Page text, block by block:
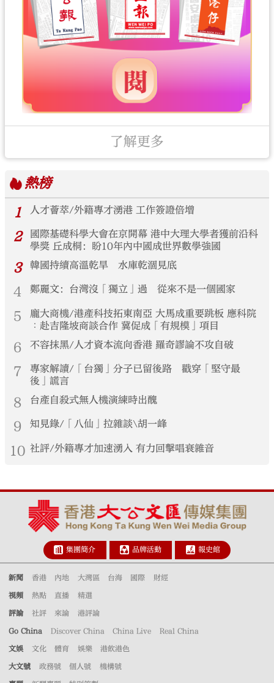
了解更多
熱榜
1
人才薈萃/外籍專才湧港 工作簽證倍增
2
國際基礎科學大會在京開幕 港中大理大學者獲前沿科
學獎 丘成桐：盼10年內中國成世界數學強國
3 韓國持續高溫乾旱 水庫乾涸見底
4 鄭麗文：台灣沒「獨立」過 從來不是一個國家
5
龐大商機/港產科技拓東南亞 大馬成重要跳板 應科院
︰赴吉隆坡商談合作 冀促成「有規模」項目
6 不容抹黑/人才資本流向香港 羅奇謬論不攻自破
7
專家解讀/「台獨」分子已留後路 戳穿「堅守最
後」謊言
8 台產自殺式無人機演練時出醜
9 知見錄/「八仙」拉雜談\胡一峰
10 社評/外籍專才加速湧入 有力回擊唱衰雜音
集團簡介 品牌活動 報史館
新聞 香港 內地 大灣區 台海 國際 財經
視頻 熱點 直播 精選
評論 社評 來論 港評論
Go China Discover China China Live Real China
文娛 文化 體育 娛樂 港飲港色
大文號 政務號 個人號 機構號